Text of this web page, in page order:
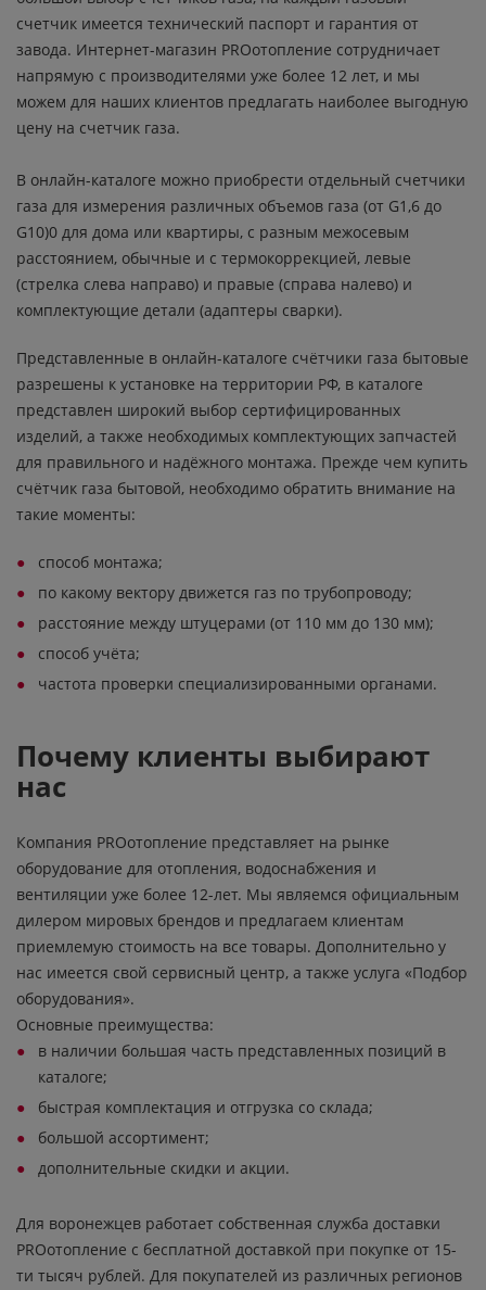
счетчик имеется технический паспорт и гарантия от
завода. Интернет-магазин PROотопление сотрудничает
напрямую с производителями уже более 12 лет, и мы
можем для наших клиентов предлагать наиболее выгодную
цену на счетчик газа.
В онлайн-каталоге можно приобрести отдельный счетчики
газа для измерения различных объемов газа (от G1,6 до
G10)0 для дома или квартиры, с разным межосевым
расстоянием, обычные и с термокоррекцией, левые
(стрелка слева направо) и правые (справа налево) и
комплектующие детали (адаптеры сварки).
Представленные в онлайн-каталоге счётчики газа бытовые
разрешены к установке на территории РФ, в каталоге
представлен широкий выбор сертифицированных
изделий, а также необходимых комплектующих запчастей
для правильного и надёжного монтажа. Прежде чем купить
счётчик газа бытовой, необходимо обратить внимание на
такие моменты:
способ монтажа;
по какому вектору движется газ по трубопроводу;
расстояние между штуцерами (от 110 мм до 130 мм);
способ учёта;
частота проверки специализированными органами.
Почему клиенты выбирают
нас
Компания PROотопление представляет на рынке
оборудование для отопления, водоснабжения и
вентиляции уже более 12-лет. Мы являемся официальным
дилером мировых брендов и предлагаем клиентам
приемлемую стоимость на все товары. Дополнительно у
нас имеется свой сервисный центр, а также услуга «Подбор
оборудования».
Основные преимущества:
в наличии большая часть представленных позиций в
каталоге;
быстрая комплектация и отгрузка со склада;
большой ассортимент;
дополнительные скидки и акции.
Для воронежцев работает собственная служба доставки
PROотопление с бесплатной доставкой при покупке от 15-
ти тысяч рублей. Для покупателей из различных регионов